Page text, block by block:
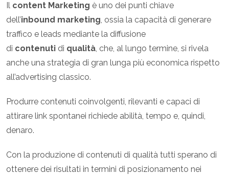
Il content Marketing è uno dei punti chiave
dell’inbound marketing, ossia la capacità di generare
traffico e leads mediante la diffusione
di contenuti di qualità, che, al lungo termine, si rivela
anche una strategia di gran lunga più economica rispetto
all’advertising classico.
Produrre contenuti coinvolgenti, rilevanti e capaci di
attirare link spontanei richiede abilità, tempo e, quindi,
denaro.
Con la produzione di contenuti di qualità tutti sperano di
ottenere dei risultati in termini di posizionamento nei